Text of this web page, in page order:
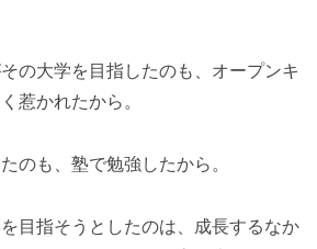
の大学を目指したのも、オープンキ
惹かれたから。
のも、塾で勉強したから。
目指そうとしたのは、成長するなか